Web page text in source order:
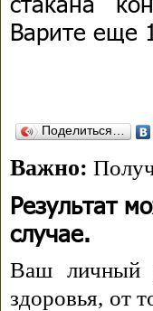
Варите еще
Поделиться…
Важно:
Результат
случае.
Ваш личный
здоровья, от